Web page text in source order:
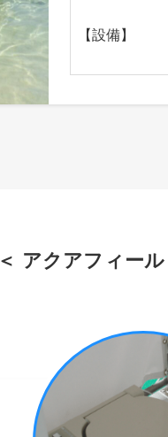
【設備】
＜ アクアフィー